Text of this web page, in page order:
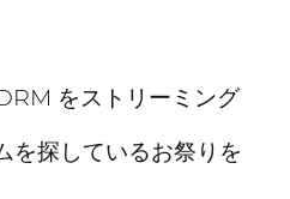
をストリーミング
を探しているお祭りを